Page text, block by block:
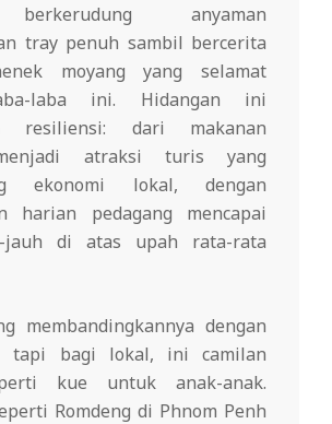
anyaman
tray penuh sambil bercerita
moyang yang selamat
laba ini. Hidangan ini
resiliensi: dari makanan
atraksi turis yang
ekonomi lokal, dengan
harian pedagang mencapai
di atas upah rata-rata
membandingkannya dengan
tapi bagi lokal, ini camilan
kue untuk anak-anak.
Romdeng di Phnom Penh